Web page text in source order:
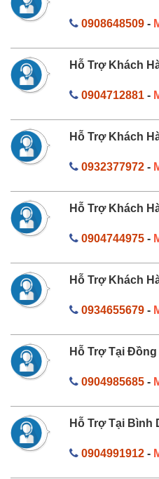
0908648509-
Hỗ Trợ Khách
0904712881-
Hỗ Trợ Khách
0932377972-
Hỗ Trợ Khách
0904744975-
Hỗ Trợ Khách
0934655679-
Hỗ Trợ Tại Đồng
0904985685-
Hỗ Trợ Tại Bình
0904991912-